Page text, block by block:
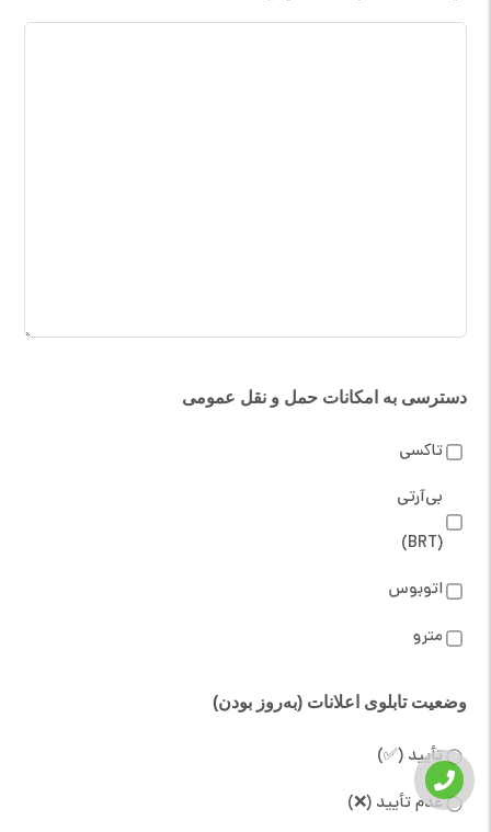
دسترسی به امکانات حمل و نقل عمومی
تاکسی
بی‌آر‌تی
(BRT)
اتوبوس
مترو
وضعیت تابلوی اعلانات (به‌روز بودن)
تأیید (✅)
عدم تأیید (❌)